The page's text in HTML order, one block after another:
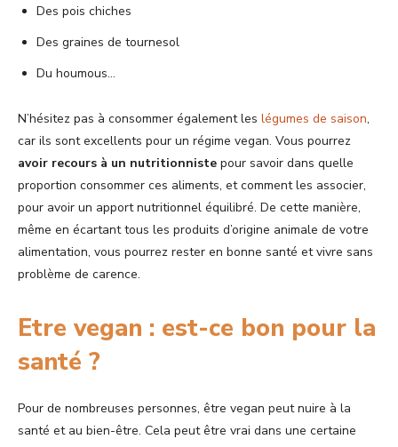
Des pois chiches
Des graines de tournesol
Du houmous…
N’hésitez pas à consommer également les légumes de saison,
car ils sont excellents pour un régime vegan. Vous pourrez
avoir recours à un nutritionniste pour savoir dans quelle
proportion consommer ces aliments, et comment les associer,
pour avoir un apport nutritionnel équilibré. De cette manière,
même en écartant tous les produits d’origine animale de votre
alimentation, vous pourrez rester en bonne santé et vivre sans
problème de carence.
Etre vegan : est-ce bon pour la
santé ?
Pour de nombreuses personnes, être vegan peut nuire à la
santé et au bien-être. Cela peut être vrai dans une certaine